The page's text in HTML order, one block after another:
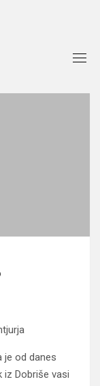
je od danes
iz Dobriše vasi